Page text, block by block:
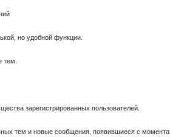
но удобной функции.
тем.
зарегистрированных пользователей.
тем и новые сообщения, появившиеся с